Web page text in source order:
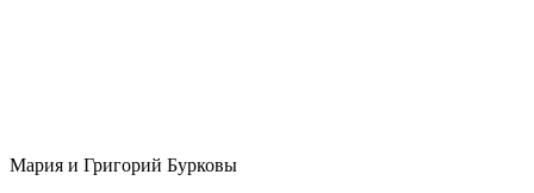
Мария и Григорий Бурковы